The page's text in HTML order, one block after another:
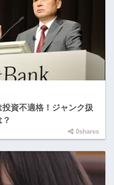
資不適格！ジャンク扱
0shares